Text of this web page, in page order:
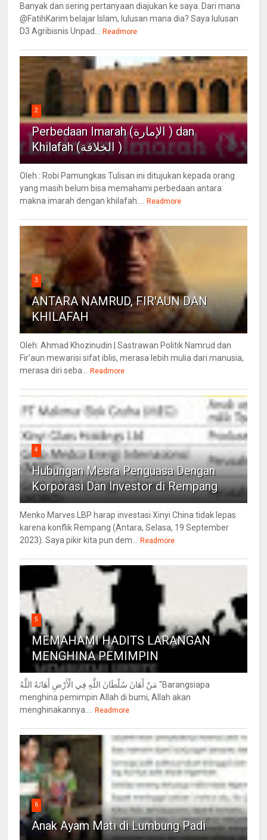
Banyak dan sering pertanyaan diajukan ke saya. Dari mana
@FatihKarim belajar Islam, lulusan mana dia? Saya lulusan
D3 Agribisnis Unpad...
Readmore
2
Perbedaan Imarah (الإمارة ) dan
Khilafah (الخلافة )
Oleh : Robi Pamungkas Tulisan ini ditujukan kepada orang
yang masih belum bisa memahami perbedaan antara
makna imarah dengan khilafah....
Readmore
3
ANTARA NAMRUD, FIR'AUN DAN
KHILAFAH
Oleh: Ahmad Khozinudin | Sastrawan Politik Namrud dan
Fir'aun mewarisi sifat iblis, merasa lebih mulia dari manusia,
merasa diri seba...
Readmore
4
Hubungan Mesra Penguasa Dengan
Korporasi Dan Investor di Rempang
Menko Marves LBP harap investasi Xinyi China tidak lepas
karena konflik Rempang (Antara, Selasa, 19 September
2023). Saya pikir kita pun dem...
Readmore
5
MEMAHAMI HADITS LARANGAN
MENGHINA PEMIMPIN
مَنْ أَهَانَ سُلْطَانَ اللَّهِ فِي الْأَرْضِ أَهَانَهُ اللَّهُ "Barangsiapa
menghina pemimpin Allah di bumi, Allah akan
menghinakannya....
Readmore
6
Anak Ayam Mati di Lumbung Padi